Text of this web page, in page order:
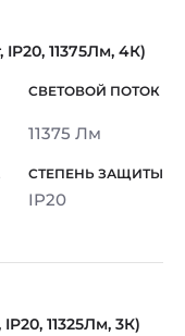
IP20, 11375Лм, 4К)
11375 Лм
IP20
IP20, 11325Лм, 3К)